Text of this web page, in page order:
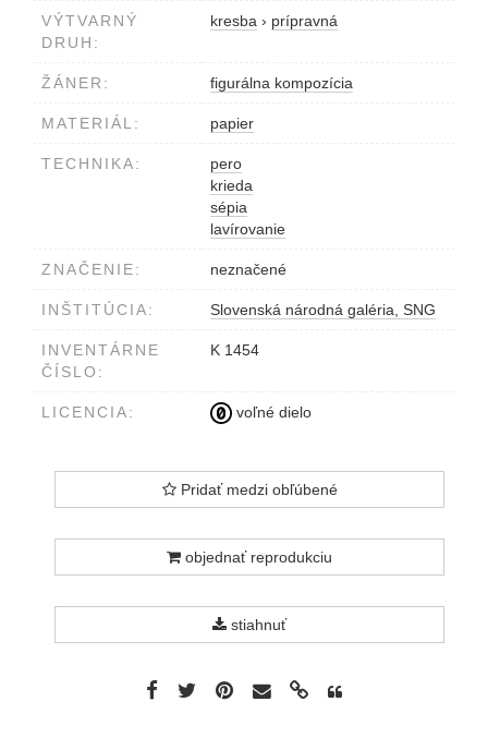
VÝTVARNÝ
DRUH:
kresba › prípravná
ŽÁNER: figurálna kompozícia
MATERIÁL: papier
TECHNIKA:
pero
krieda
sépia
lavírovanie
ZNAČENIE: neznačené
INŠTITÚCIA: Slovenská národná galéria, SNG
INVENTÁRNE
ČÍSLO:
K 1454
LICENCIA: voľné dielo
Pridať medzi obľúbené
objednať reprodukciu
stiahnuť